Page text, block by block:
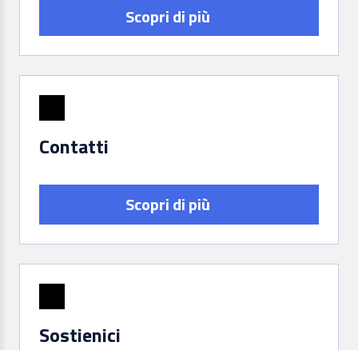
Scopri di più
Contatti
Scopri di più
Sostienici